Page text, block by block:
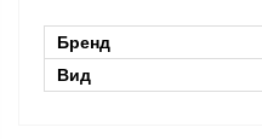
Бренд
Вид